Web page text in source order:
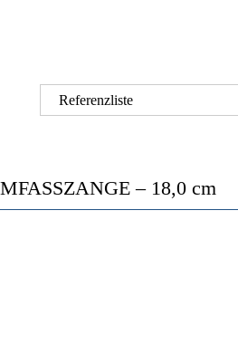
Referenzliste
– 18,0 cm